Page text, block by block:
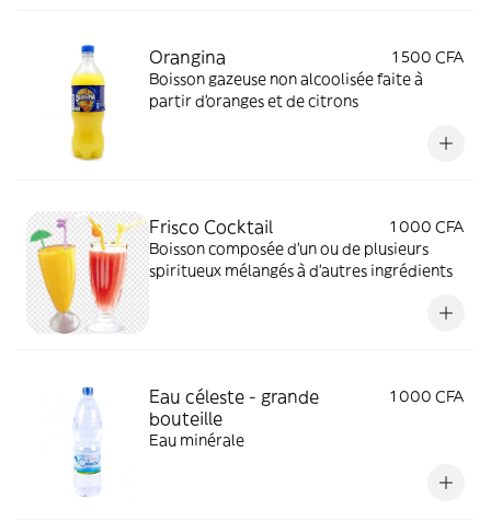
Orangina
1 500 CFA
Boisson gazeuse non alcoolisée faite à
partir d'oranges et de citrons
Frisco Cocktail
1 000 CFA
Boisson composée d'un ou de plusieurs
spiritueux mélangés à d'autres ingrédients
Eau céleste - grande
bouteille
1 000 CFA
Eau minérale